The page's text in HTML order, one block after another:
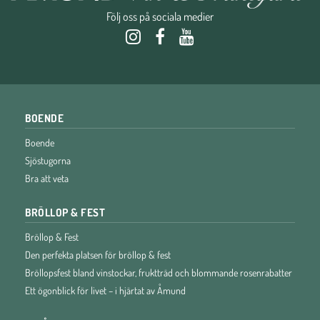
Följ oss på sociala medier
BOENDE
Boende
Sjöstugorna
Bra att veta
BRÖLLOP & FEST
Bröllop & Fest
Den perfekta platsen för bröllop & fest
Bröllopsfest bland vinstockar, fruktträd och blommande rosenrabatter
Ett ögonblick för livet – i hjärtat av Åmund